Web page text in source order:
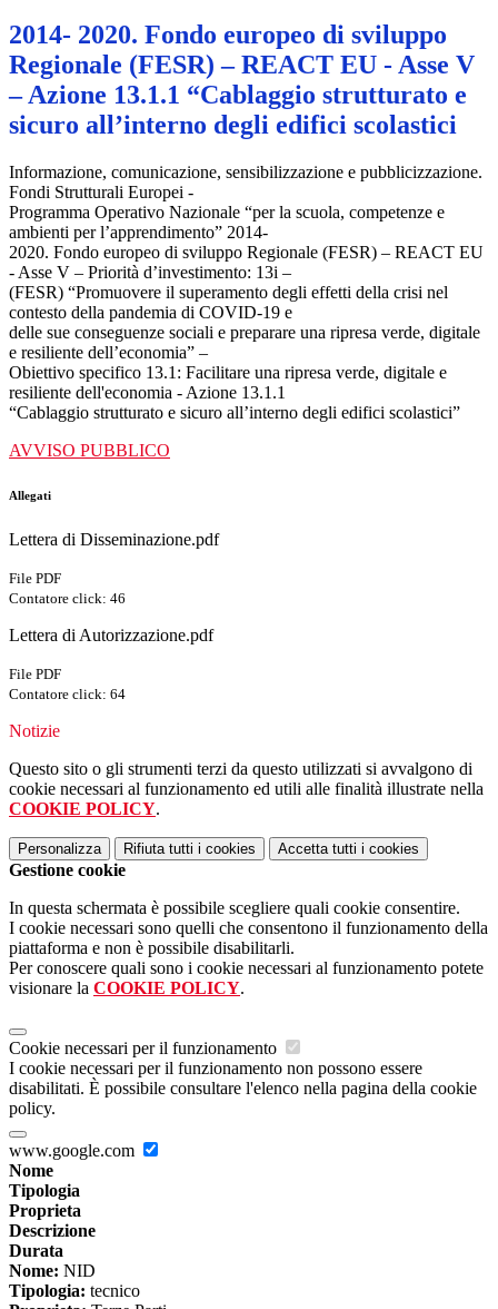
2014- 2020. Fondo europeo di sviluppo
Regionale (FESR) – REACT EU - Asse V
– Azione 13.1.1 “Cablaggio strutturato e
sicuro all’interno degli edifici scolastici
Informazione, comunicazione, sensibilizzazione e pubblicizzazione.
Fondi Strutturali Europei -
Programma Operativo Nazionale “per la scuola, competenze e
ambienti per l’apprendimento” 2014-
2020. Fondo europeo di sviluppo Regionale (FESR) – REACT EU
- Asse V – Priorità d’investimento: 13i –
(FESR) “Promuovere il superamento degli effetti della crisi nel
contesto della pandemia di COVID-19 e
delle sue conseguenze sociali e preparare una ripresa verde, digitale
e resiliente dell’economia” –
Obiettivo specifico 13.1: Facilitare una ripresa verde, digitale e
resiliente dell'economia - Azione 13.1.1
“Cablaggio strutturato e sicuro all’interno degli edifici scolastici”
AVVISO PUBBLICO
Allegati
Lettera di Disseminazione.pdf
File PDF
Contatore click: 46
Lettera di Autorizzazione.pdf
File PDF
Contatore click: 64
Notizie
Questo sito o gli strumenti terzi da questo utilizzati si avvalgono di
cookie necessari al funzionamento ed utili alle finalità illustrate nella
COOKIE POLICY.
Personalizza Rifiuta tutti i cookies Accetta tutti i cookies
Gestione cookie
In questa schermata è possibile scegliere quali cookie consentire.
I cookie necessari sono quelli che consentono il funzionamento della
piattaforma e non è possibile disabilitarli.
Per conoscere quali sono i cookie necessari al funzionamento potete
visionare la COOKIE POLICY.
Cookie necessari per il funzionamento
I cookie necessari per il funzionamento non possono essere
disabilitati. È possibile consultare l'elenco nella pagina della cookie
policy.
www.google.com
Nome
Tipologia
Proprieta
Descrizione
Durata
Nome: NID
Tipologia: tecnico